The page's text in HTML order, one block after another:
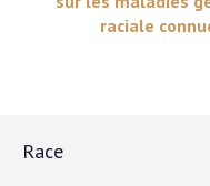
raciale
Race